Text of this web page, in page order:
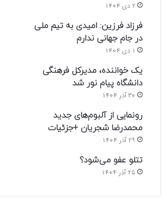
2 دی 1404
فرزاد فرزین: امیدی به تیم ملی
در جام جهانی ندارم
1 دی 1404
یک خواننده، مدیرکل فرهنگی
دانشگاه پیام نور شد
30 آذر 1404
رونمایی از آلبوم‌های جدید
محمدرضا شجریان +جزئیات
29 آذر 1404
تتلو عفو می‌شود؟
25 آذر 1404